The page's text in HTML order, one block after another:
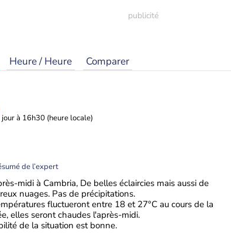
Heure / Heure Comparer
à 16h30 (heure locale)
de l’expert
midi à Cambria, De belles éclaircies mais aussi de
nuages. Pas de précipitations.
fluctueront entre 18 et 27°C au cours de la
elles seront chaudes l'après-midi.
de la situation est bonne.